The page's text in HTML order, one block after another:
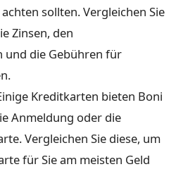
sollten. Vergleichen Sie
Zinsen, den
und die Gebühren für
Kreditkarten bieten Boni
Anmeldung oder die
Vergleichen Sie diese, um
für Sie am meisten Geld